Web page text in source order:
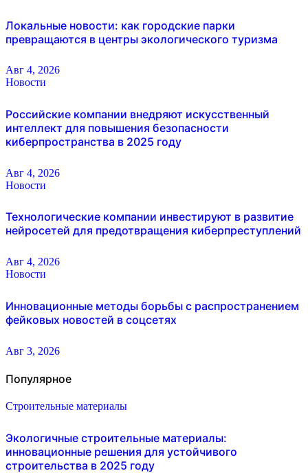
Локальные новости: как городские парки
превращаются в центры экологического туризма
Авг 4, 2026
Новости
Российские компании внедряют искусственный
интеллект для повышения безопасности
киберпространства в 2025 году
Авг 4, 2026
Новости
Технологические компании инвестируют в развитие
нейросетей для предотвращения киберпреступлений
Авг 4, 2026
Новости
Инновационные методы борьбы с распространением
фейковых новостей в соцсетях
Авг 3, 2026
Популярное
Строительные материалы
Экологичные строительные материалы:
инновационные решения для устойчивого
строительства в 2025 году